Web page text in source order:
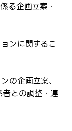
る企画立案・
ンに関するこ
の企画立案、
との調整・連